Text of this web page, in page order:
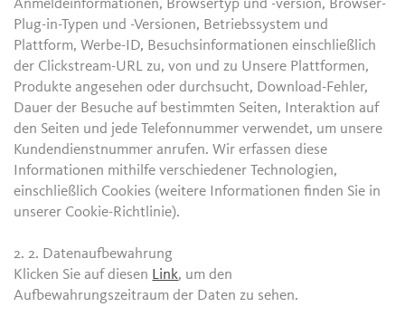
Anmeldeinformationen, Browsertyp und -version, Browser-
Plug-in-Typen und -Versionen, Betriebssystem und
Plattform, Werbe-ID, Besuchsinformationen einschließlich
der Clickstream-URL zu, von und zu Unsere Plattformen,
Produkte angesehen oder durchsucht, Download-Fehler,
Dauer der Besuche auf bestimmten Seiten, Interaktion auf
den Seiten und jede Telefonnummer verwendet, um unsere
Kundendienstnummer anrufen. Wir erfassen diese
Informationen mithilfe verschiedener Technologien,
einschließlich Cookies (weitere Informationen finden Sie in
unserer Cookie-Richtlinie).
2. 2. Datenaufbewahrung
Klicken Sie auf diesen Link, um den
Aufbewahrungszeitraum der Daten zu sehen.